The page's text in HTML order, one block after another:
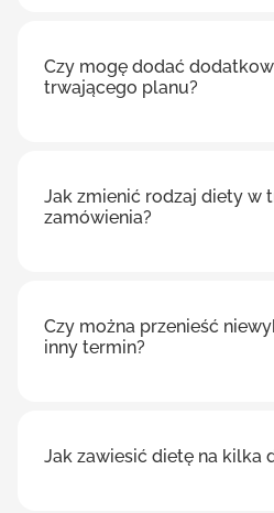
Czy mogę dodać
trwającego planu?
Jak zmienić rodzaj diety w
zamówienia?
Czy można przenieść
inny termin?
Jak zawiesić dietę na kilka